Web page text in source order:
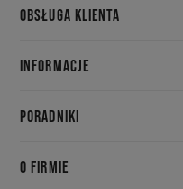
OBSŁUGA KLIENTA
INFORMACJE
PORADNIKI
O FIRMIE